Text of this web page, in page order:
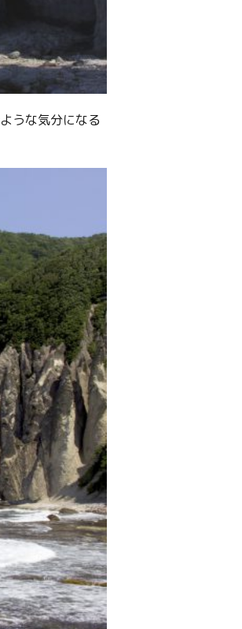
うな気分になる